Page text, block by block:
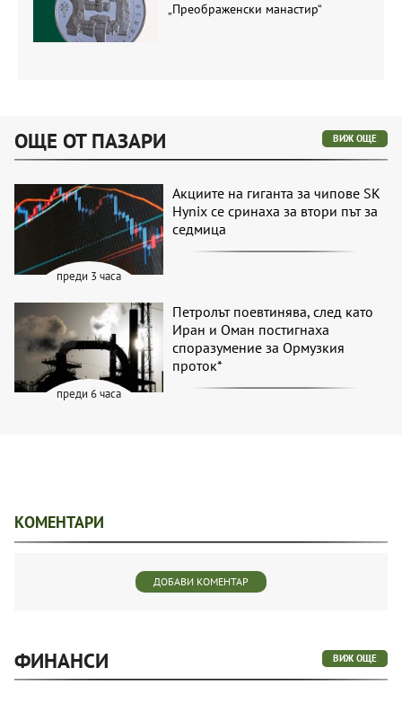
„Преображенски манастир“
ОЩЕ ОТ ПАЗАРИ ВИЖ ОЩЕ
преди 3 часа
Акциите на гиганта за чипове SK
Hynix се сринаха за втори път за
седмица
преди 6 часа
Петролът поевтинява, след като
Иран и Оман постигнаха
споразумение за Ормузкия
проток*
КОМЕНТАРИ
ДОБАВИ КОМЕНТАР
ФИНАНСИ ВИЖ ОЩЕ